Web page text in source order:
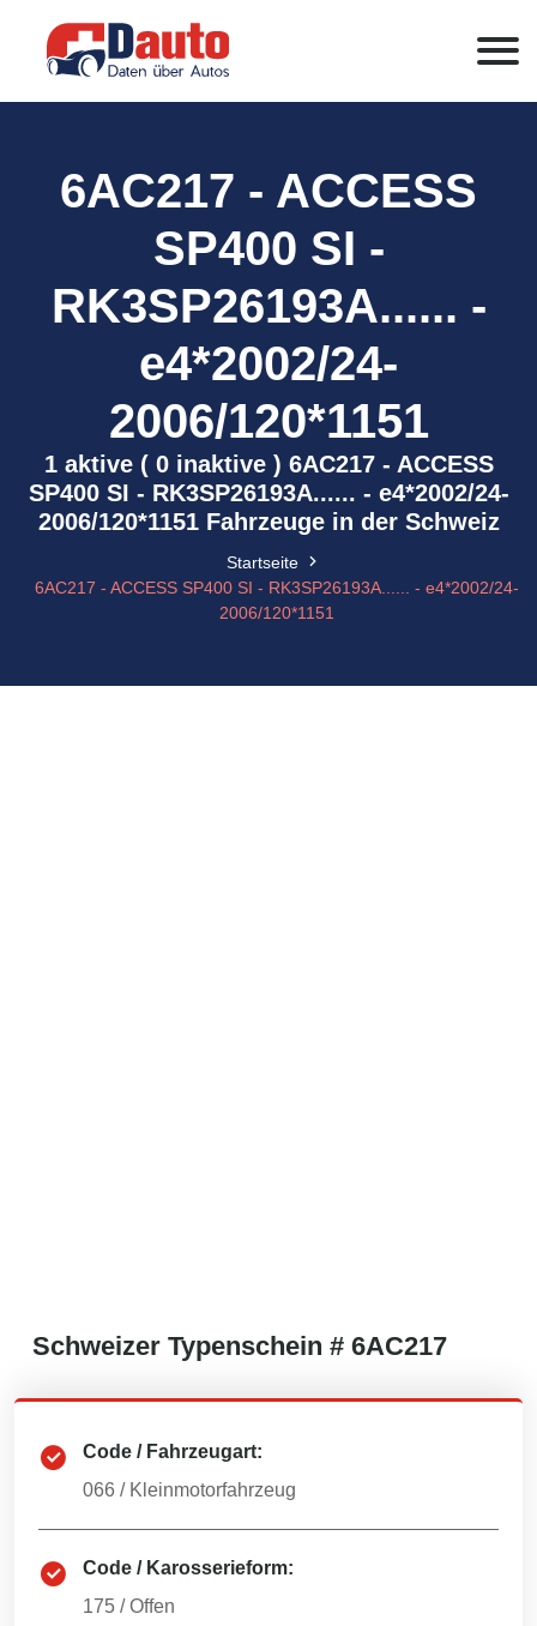
6AC217 - ACCESS
SP400 SI -
RK3SP26193A...... -
e4*2002/24-
2006/120*1151
1 aktive ( 0 inaktive ) 6AC217 - ACCESS
SP400 SI - RK3SP26193A...... - e4*2002/24-
2006/120*1151 Fahrzeuge in der Schweiz
Startseite
6AC217 - ACCESS SP400 SI - RK3SP26193A...... - e4*2002/24-
2006/120*1151
Schweizer Typenschein # 6AC217
Code / Fahrzeugart:
066 / Kleinmotorfahrzeug
Code / Karosserieform:
175 /Offen